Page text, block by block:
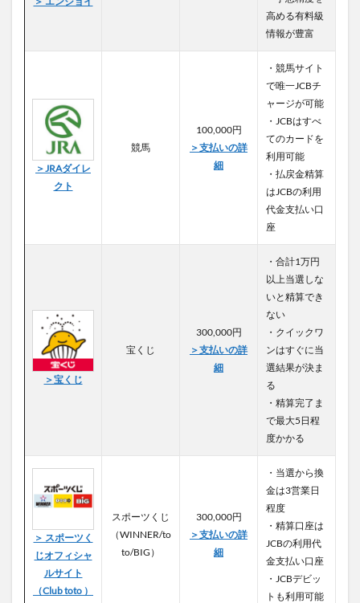
高める有料級
情報が豊富
＞JRAダイレ
クト
競馬
100,000円
＞支払いの詳
細
・競馬サイト
で唯一JCBチ
ャージが可能
・JCBはすべ
てのカードを
利用可能
・払戻金精算
はJCBの利用
代金支払い口
座
＞宝くじ
宝くじ
300,000円
＞支払いの詳
細
・合計1万円
以上当選しな
いと精算でき
ない
・クイックワ
ンはすぐに当
選結果が決ま
る
・精算完了ま
で最大5日程
度かかる
＞ スポーツく
じオフィシャ
ルサイト
（Club toto ）
スポーツくじ
（WINNER/to
to/BIG）
300,000円
＞支払いの詳
細
・当選から換
金は3営業日
程度
・精算口座は
JCBの利用代
金支払い口座
・JCBデビッ
トも利用可能